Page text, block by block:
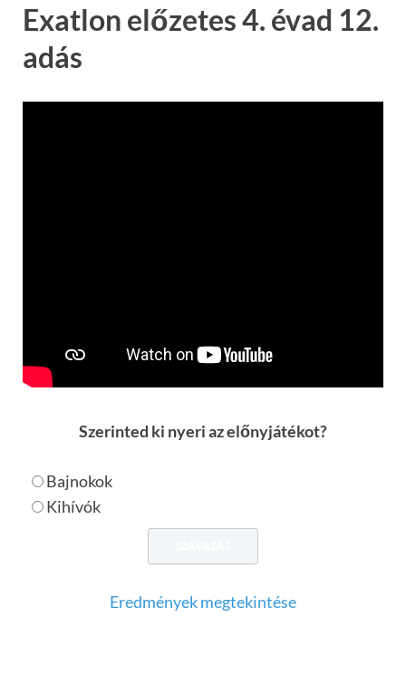
Exatlon előzetes 4. évad 12.
adás
Szerinted ki nyeri az előnyjátékot?
Bajnokok
Kihívók
Eredmények megtekintése